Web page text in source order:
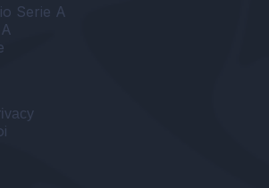
Serie A